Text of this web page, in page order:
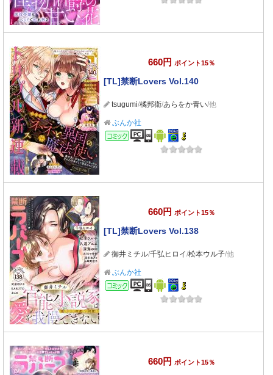
660円 ポイント15％
[TL]禁断Lovers Vol.140
tsugumi/橘邦衛/あらをか青い/他
ぶんか社
コミック
660円 ポイント15％
[TL]禁断Lovers Vol.138
御井ミチル/千弘ヒロイ/松本ウル子/他
ぶんか社
コミック
660円 ポイント15％